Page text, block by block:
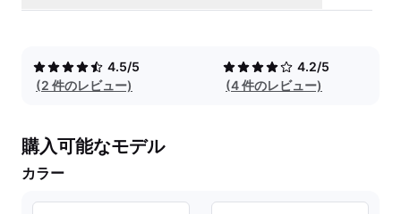
4.5/5
(2 件のレビュー)
4.2/5
(4 件のレビュー)
購入可能なモデル
カラー